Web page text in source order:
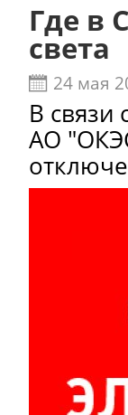
Где в
света
24 мая
В связи
АО